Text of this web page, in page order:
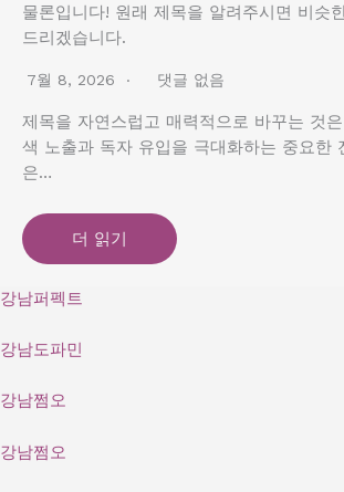
물론입니다! 원래 제목을 알려주시면 비슷
드리겠습니다.
7월 8, 2026 댓글 없음
제목을 자연스럽고 매력적으로 바꾸는 것
색 노출과 독자 유입을 극대화하는 중요한
은…
더 읽기
강남퍼펙트
강남도파민
강남쩜오
강남쩜오